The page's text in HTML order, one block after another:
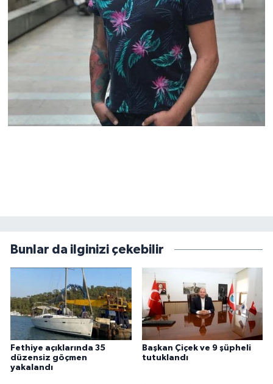
Bunlar da ilginizi çekebilir
Fethiye açıklarında 35
düzensiz göçmen
yakalandı
Başkan Çiçek ve 9 şüpheli
tutuklandı